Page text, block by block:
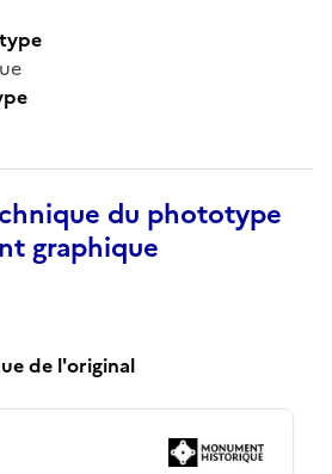
du phototype
graphique
de l'original